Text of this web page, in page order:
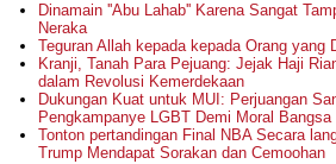
Dinamain ''Abu Lahab'' Karena Sangat
Neraka
Teguran Allah kepada kepada Orang yang
Kranji, Tanah Para Pejuang: Jejak Haji
dalam Revolusi Kemerdekaan
Dukungan Kuat untuk MUI: Perjuangan
Pengkampanye LGBT Demi Moral Bangsa
Tonton pertandingan Final NBA Secara
Trump Mendapat Sorakan dan Cemoohan